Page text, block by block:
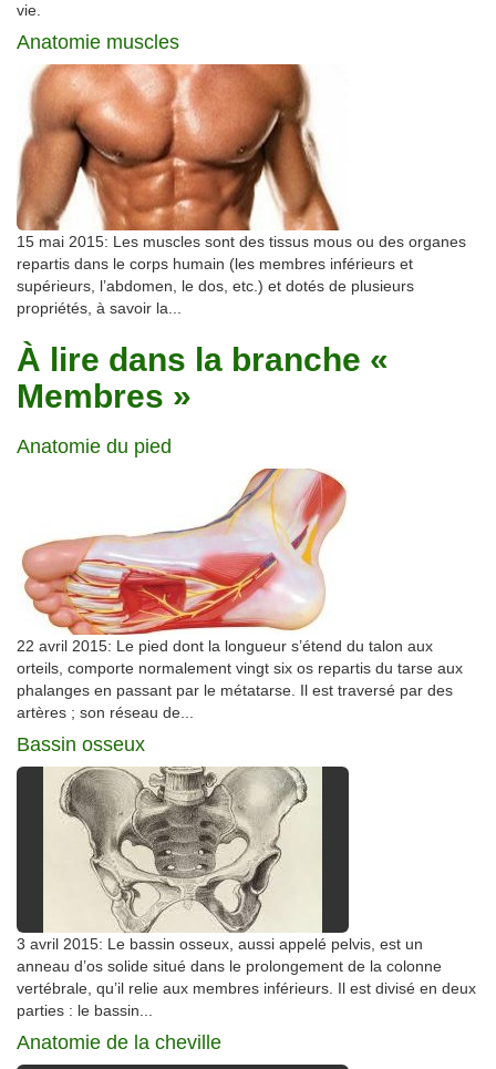
vie.
Anatomie muscles
15 mai 2015: Les muscles sont des tissus mous ou des organes
repartis dans le corps humain (les membres inférieurs et
supérieurs, l’abdomen, le dos, etc.) et dotés de plusieurs
propriétés, à savoir la...
À lire dans la branche «
Membres »
Anatomie du pied
22 avril 2015: Le pied dont la longueur s’étend du talon aux
orteils, comporte normalement vingt six os repartis du tarse aux
phalanges en passant par le métatarse. Il est traversé par des
artères ; son réseau de...
Bassin osseux
3 avril 2015: Le bassin osseux, aussi appelé pelvis, est un
anneau d’os solide situé dans le prolongement de la colonne
vertébrale, qu’il relie aux membres inférieurs. Il est divisé en deux
parties : le bassin...
Anatomie de la cheville